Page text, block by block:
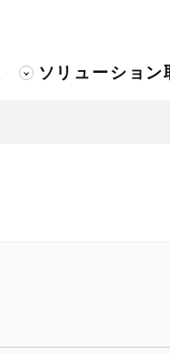
ソリューション